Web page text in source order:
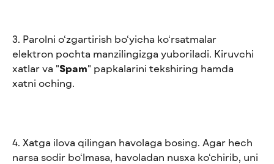
3. Parolni o‘zgartirish bo‘yicha ko‘rsatmalar
elektron pochta manzilingizga yuboriladi. Kiruvchi
xatlar va "Spam" papkalarini tekshiring hamda
xatni oching.
4. Xatga ilova qilingan havolaga bosing. Agar hech
narsa sodir bo‘lmasa, havoladan nusxa ko‘chirib, uni